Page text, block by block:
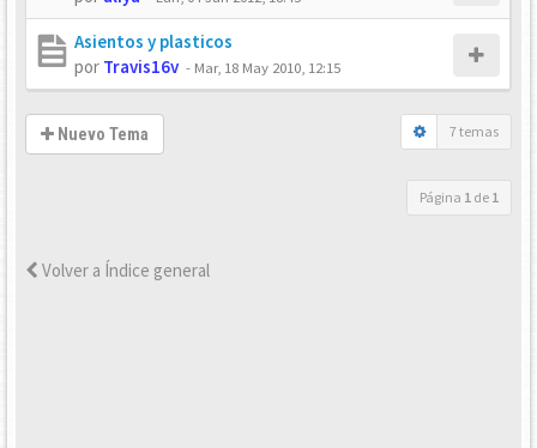
Asientos y plasticos
por Travis16v - Mar, 18 May 2010, 12:15
Nuevo Tema 7 temas
Página 1 de 1
Volver a Índice general